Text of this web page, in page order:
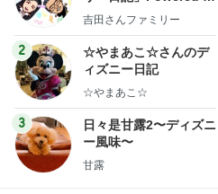
y Ameba 吉田さんファ
ログ
吉田さんファミリー
2
☆やまあこ☆さんのデ
ィズニー日記
☆やまあこ☆
3
日々是甘露2〜ディズニ
ー風味〜
甘露